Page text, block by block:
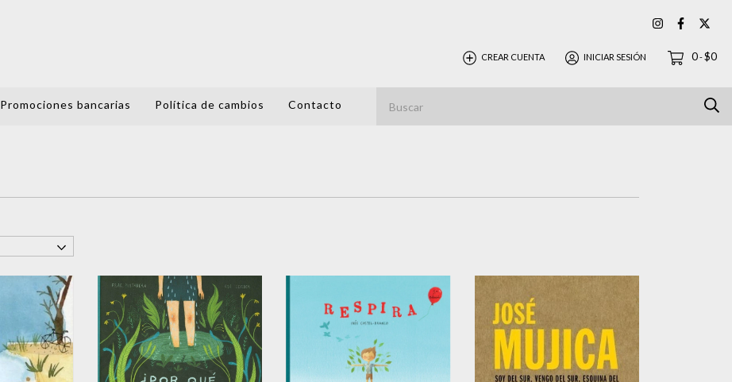
CREAR CUENTA INICIAR SESIÓN 0-$0
Promociones bancarias Política de cambios Contacto